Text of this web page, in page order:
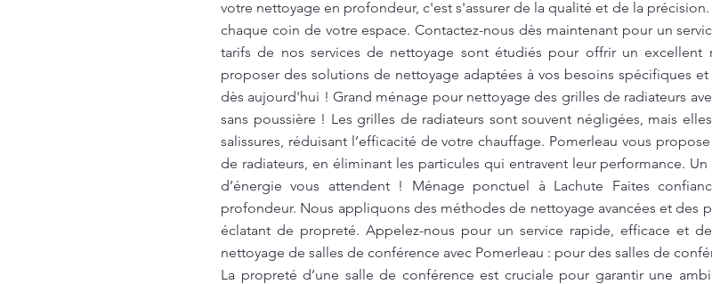
votre nettoyage en profondeur, c'est s'assurer de la qualité et de la
chaque coin de votre espace. Contactez-nous dès maintenant pour un
tarifs de nos services de nettoyage sont étudiés pour offrir un excellent
proposer des solutions de nettoyage adaptées à vos besoins spécifiques
dès aujourd'hui ! Grand ménage pour nettoyage des grilles de radiateurs
sans poussière ! Les grilles de radiateurs sont souvent négligées, mais
salissures, réduisant l’efficacité de votre chauffage. Pomerleau vous
de radiateurs, en éliminant les particules qui entravent leur performance.
d’énergie vous attendent ! Ménage ponctuel à Lachute Faites
profondeur. Nous appliquons des méthodes de nettoyage avancées et des
éclatant de propreté. Appelez-nous pour un service rapide, efficace et
nettoyage de salles de conférence avec Pomerleau : pour des salles de
La propreté d’une salle de conférence est cruciale pour garantir une